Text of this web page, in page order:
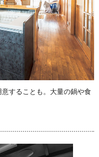
することも。大量の鍋や食